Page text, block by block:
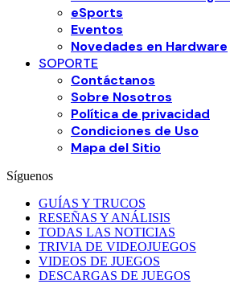
eSports
Eventos
Novedades en Hardware
SOPORTE
Contáctanos
Sobre Nosotros
Política de privacidad
Condiciones de Uso
Mapa del Sitio
Síguenos
GUÍAS Y TRUCOS
RESEÑAS Y ANÁLISIS
TODAS LAS NOTICIAS
TRIVIA DE VIDEOJUEGOS
VIDEOS DE JUEGOS
DESCARGAS DE JUEGOS